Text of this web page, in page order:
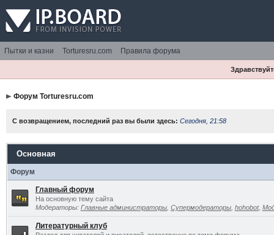
Пытки и казни Torturesru.com Правила форума
Форум Torturesru.com
С возвращением, последний раз вы были здесь: Сегодня, 21:58
Основная
Форум
Главный форум
На основную тему сайта
Модераторы: Главные администраторы, Супермодераторы, hohobot,
Литературный клуб